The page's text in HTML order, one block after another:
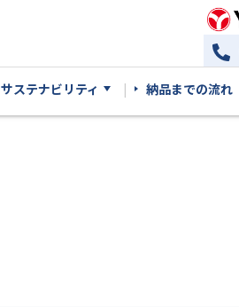
サステナビリティ 納品までの流れ